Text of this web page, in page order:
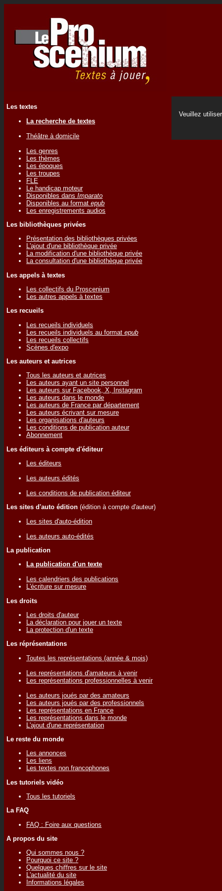
Les textes
La recherche de textes
Théâtre à domicile
Les genres
Les thèmes
Les époques
Les troupes
FLE
Le handicap moteur
Disponibles dans Imparato
Disponibles au format epub
Les enregistrements audios
Les bibliothèques privées
Présentation des bibliothèques privées
L'ajout d'une bibliothèque privée
La modification d'une bibliothèque privée
La consultation d'une bibliothèque privée
Les appels à textes
Les collectifs du Proscenium
Les autres appels à textes
Les recueils
Les recueils individuels
Les recueils individuels au format epub
Les recueils collectifs
Scènes d'expo
Les auteurs et autrices
Tous les auteurs et autrices
Les auteurs ayant un site personnel
Les auteurs sur Facebook, X, Instagram
Les auteurs dans le monde
Les auteurs de France par département
Les auteurs écrivant sur mesure
Les organisations d'auteurs
Les conditions de publication auteur
Abonnement
Les éditeurs à compte d'éditeur
Les éditeurs
Les auteurs édités
Les conditions de publication éditeur
Les sites d'auto édition (édition à compte d'auteur)
Les sites d'auto-édition
Les auteurs auto-édités
La publication
La publication d'un texte
Les calendriers des publications
L'écriture sur mesure
Les droits
Les droits d'auteur
La déclaration pour jouer un texte
La protection d'un texte
Les réprésentations
Toutes les représentations (année & mois)
Les représentations d'amateurs à venir
Les représentations professionnelles à venir
Les auteurs joués par des amateurs
Les auteurs joués par des professionnels
Les représentations en France
Les représentations dans le monde
L'ajout d'une représentation
Le reste du monde
Les annonces
Les liens
Les textes non francophones
Les tutoriels vidéo
Tous les tutoriels
La FAQ
FAQ : Foire aux questions
A propos du site
Qui sommes nous ?
Pourquoi ce site ?
Quelques chiffres sur le site
L'actualité du site
Informations légales
Veuillez